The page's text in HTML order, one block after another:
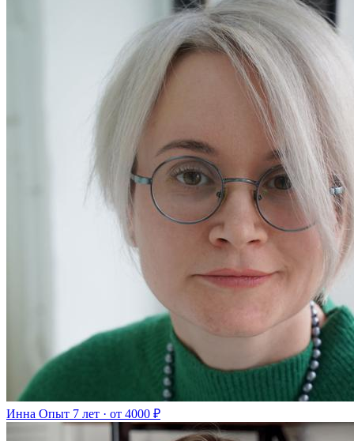
Инна Опыт 7 лет · от 4000 ₽